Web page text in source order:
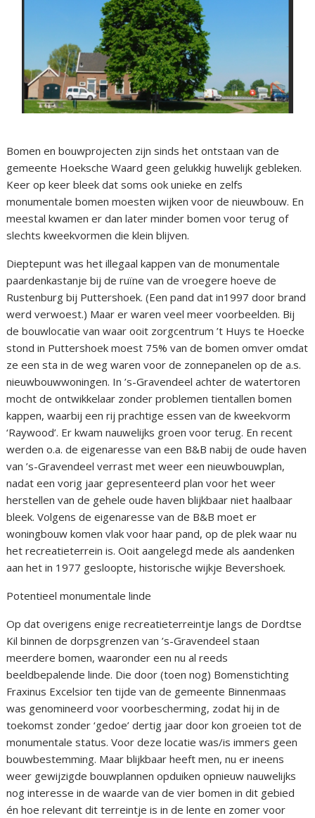
Bomen en bouwprojecten zijn sinds het ontstaan van de
gemeente Hoeksche Waard geen gelukkig huwelijk gebleken.
Keer op keer bleek dat soms ook unieke en zelfs
monumentale bomen moesten wijken voor de nieuwbouw. En
meestal kwamen er dan later minder bomen voor terug of
slechts kweekvormen die klein blijven.
Dieptepunt was het illegaal kappen van de monumentale
paardenkastanje bij de ruïne van de vroegere hoeve de
Rustenburg bij Puttershoek. (Een pand dat in1997 door brand
werd verwoest.) Maar er waren veel meer voorbeelden. Bij
de bouwlocatie van waar ooit zorgcentrum ’t Huys te Hoecke
stond in Puttershoek moest 75% van de bomen omver omdat
ze een sta in de weg waren voor de zonnepanelen op de a.s.
nieuwbouwwoningen. In ’s-Gravendeel achter de watertoren
mocht de ontwikkelaar zonder problemen tientallen bomen
kappen, waarbij een rij prachtige essen van de kweekvorm
‘Raywood’. Er kwam nauwelijks groen voor terug. En recent
werden o.a. de eigenaresse van een B&B nabij de oude haven
van ’s-Gravendeel verrast met weer een nieuwbouwplan,
nadat een vorig jaar gepresenteerd plan voor het weer
herstellen van de gehele oude haven blijkbaar niet haalbaar
bleek. Volgens de eigenaresse van de B&B moet er
woningbouw komen vlak voor haar pand, op de plek waar nu
het recreatieterrein is. Ooit aangelegd mede als aandenken
aan het in 1977 gesloopte, historische wijkje Bevershoek.
Potentieel monumentale linde
Op dat overigens enige recreatieterreintje langs de Dordtse
Kil binnen de dorpsgrenzen van ’s-Gravendeel staan
meerdere bomen, waaronder een nu al reeds
beeldbepalende linde. Die door (toen nog) Bomenstichting
Fraxinus Excelsior ten tijde van de gemeente Binnenmaas
was genomineerd voor voorbescherming, zodat hij in de
toekomst zonder ‘gedoe’ dertig jaar door kon groeien tot de
monumentale status. Voor deze locatie was/is immers geen
bouwbestemming. Maar blijkbaar heeft men, nu er ineens
weer gewijzigde bouwplannen opduiken opnieuw nauwelijks
nog interesse in de waarde van de vier bomen in dit gebied
én hoe relevant dit terreintje is in de lente en zomer voor